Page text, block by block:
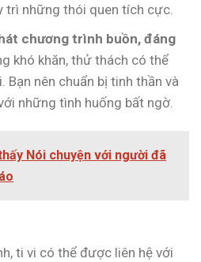
trì những thói quen tích cực.
chương trình buồn, đáng
khó khăn, thử thách có thể
nên chuẩn bị tinh thần và
những tình huống bất ngờ.
Nói chuyện với người đã
ti vi có thể được liên hệ với